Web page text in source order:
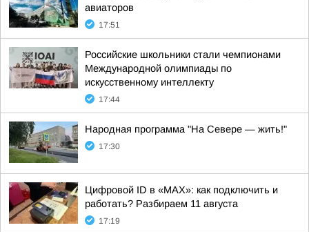
авиаторов
17:51
Российские школьники стали чемпионами
Международной олимпиады по
искусственному интеллекту
17:44
Народная программа "На Севере — жить!"
17:30
Цифровой ID в «MAX»: как подключить и
работать? Разбираем 11 августа
17:19